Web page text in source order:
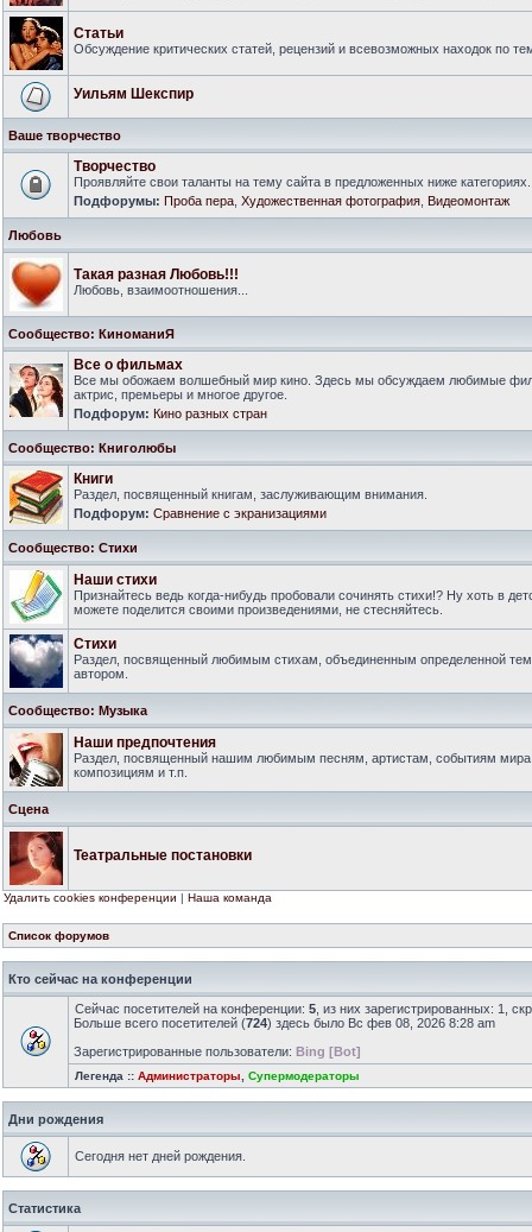
Статьи
Обсуждение критических статей, рецензий и всевозможных находок по
Уильям Шекспир
Ваше творчество
Творчество
Проявляйте свои таланты на тему сайта в предложенных ниже категориях.
Подфорумы: Проба пера Художественная фотография Видеомонтаж
Любовь
Такая разная Любовь!!!
Любовь, взаимоотношения...
Сообщество: КиноманиЯ
Все о фильмах
Все мы обожаем волшебный мир кино. Здесь мы обсуждаем любимые
актрис, премьеры и многое другое.
Подфорум: Кино разных стран
Сообщество: Книголюбы
Книги
Раздел, посвященный книгам, заслуживающим внимания.
Подфорум: Сравнение с экранизациями
Сообщество: Стихи
Наши стихи
Признайтесь ведь когда-нибудь пробовали сочинять стихи!? Ну хоть в
можете поделится своими произведениями, не стесняйтесь.
Стихи
Раздел, посвященный любимым стихам, объединенным определенной
автором.
Сообщество: Музыка
Наши предпочтения
Раздел, посвященный нашим любимым песням, артистам, событиям
композициям и т.п.
Сцена
Театральные постановки
Удалить cookies конференции | Наша команда
Список форумов
Кто сейчас на конференции
Сейчас посетителей на конференции: 5 , из них зарегистрированных: 1,
Больше всего посетителей (724) здесь было Вс фев 08, 2026 8:28 am
Зарегистрированные пользователи: Bing [Bot]
Легенда :: Администраторы Супермодераторы
Дни рождения
Сегодня нет дней рождения.
Статистика